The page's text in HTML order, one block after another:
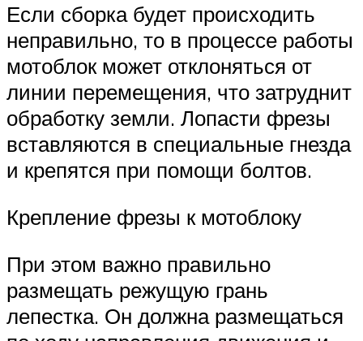
Если сборка будет происходить
неправильно, то в процессе работы
мотоблок может отклоняться от
линии перемещения, что затруднит
обработку земли. Лопасти фрезы
вставляются в специальные гнезда
и крепятся при помощи болтов.
Крепление фрезы к мотоблоку
При этом важно правильно
размещать режущую грань
лепестка. Он должна размещаться